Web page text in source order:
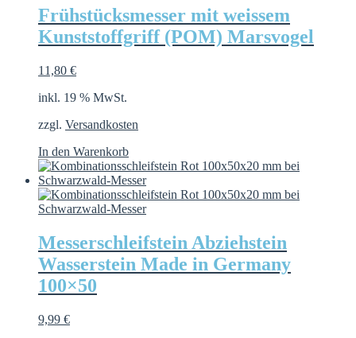
Frühstücksmesser mit weissem
Kunststoffgriff (POM) Marsvogel
11,80 €
inkl. 19 % MwSt.
zzgl. Versandkosten
In den Warenkorb
Messerschleifstein Abziehstein
Wasserstein Made in Germany
100×50
9,99 €